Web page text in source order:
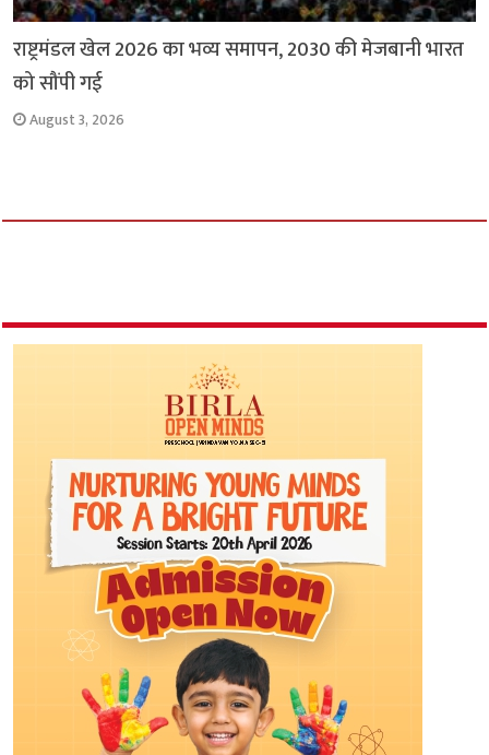
राष्ट्रमंडल खेल 2026 का भव्य समापन, 2030 की मेजबानी भारत
को सौंपी गई
August 3, 2026